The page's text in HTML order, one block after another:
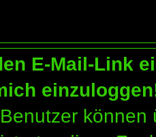
E-Mail-Link